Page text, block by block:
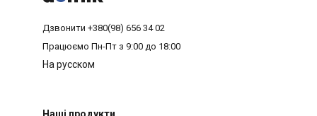
Дзвонити +380(98) 656 34 02
Працюємо Пн-Пт з 9:00 до 18:00
На русском
Наші продукти